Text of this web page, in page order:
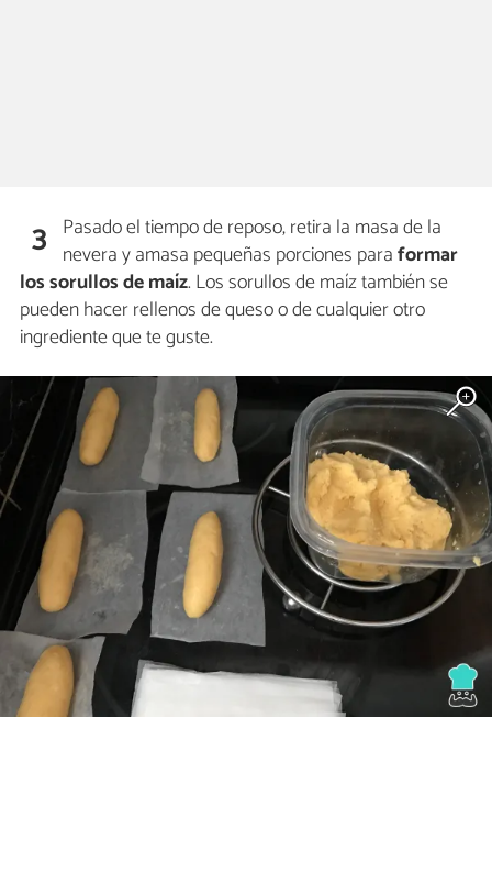
3 Pasado el tiempo de reposo, retira la masa de la
nevera y amasa pequeñas porciones paraformar
los sorullos de maíz. Los sorullos de maíz también se
pueden hacer rellenos de queso o de cualquier otro
ingrediente que te guste.